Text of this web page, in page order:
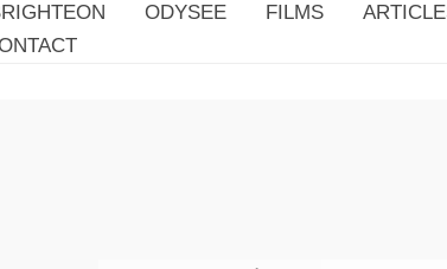
ODYSEE FILMS